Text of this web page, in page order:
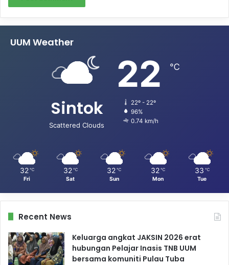
UUM Weather
Sintok
Scattered Clouds
22 ℃
22º - 22º
96%
0.74 km/h
32 ℃
Fri
32 ℃
Sat
32 ℃
Sun
32 ℃
Mon
33 ℃
Tue
Recent News
Keluarga angkat JAKSIN 2026 erat
hubungan Pelajar Inasis TNB UUM
bersama komuniti Pulau Tuba